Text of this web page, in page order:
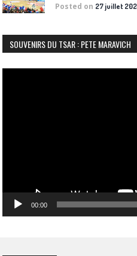
Posted on 27 juillet
SOUVENIRS DU TSAR : PETE MARAVICH
00:00